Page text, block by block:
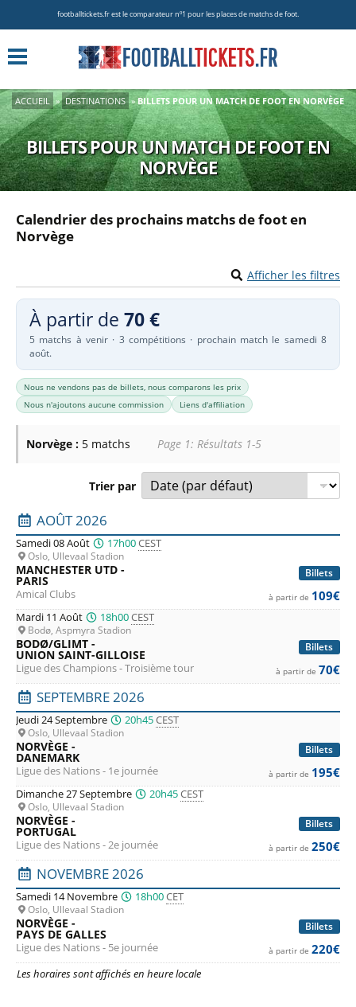
footballtickets.fr est le comparateur nº1 pour les places de matchs de foot.
ACCUEIL » DESTINATIONS » BILLETS POUR UN MATCH DE FOOT EN NORVÈGE
BILLETS POUR UN MATCH DE FOOT EN
NORVÈGE
Calendrier des prochains matchs de foot en
Norvège
Afficher les filtres
À partir de 70 €
5 matchs à venir · 3 compétitions · prochain match le samedi 8
août.
Nous ne vendons pas de billets, nous comparons les prix
Nous n'ajoutons aucune commission
Liens d'affiliation
Norvège : 5 matchs Page 1: Résultats 1-5
Trier par
Liste des prochains matchs : Norvège. Colonne 1 :
Les horaires sont affichés en heure locale
AOÛT 2026
Samedi 08 Août 17h00CEST
Oslo, Ullevaal Stadion
Billets
MANCHESTER UTD -
PARIS
Amical Clubs à partir de 109€
Mardi 11 Août 18h00CEST
Bodø, Aspmyra Stadion
Billets
BODØ/GLIMT -
UNION SAINT-GILLOISE
Ligue des Champions - Troisième tour à partir de 70€
SEPTEMBRE 2026
Jeudi 24 Septembre 20h45CEST
Oslo, Ullevaal Stadion
Billets
NORVÈGE -
DANEMARK
Ligue des Nations - 1e journée à partir de 195€
Dimanche 27 Septembre 20h45CEST
Oslo, Ullevaal Stadion
Billets
NORVÈGE -
PORTUGAL
Ligue des Nations - 2e journée à partir de 250€
NOVEMBRE 2026
Samedi 14 Novembre 18h00CET
Oslo, Ullevaal Stadion
Billets
NORVÈGE -
PAYS DE GALLES
Ligue des Nations - 5e journée à partir de 220€